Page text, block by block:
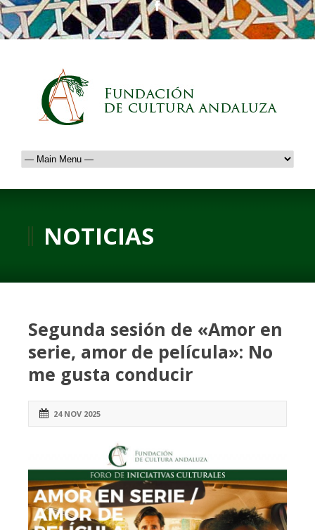
NOTICIAS
Segunda sesión de «Amor en
serie, amor de película»: No
me gusta conducir
24 NOV 2025